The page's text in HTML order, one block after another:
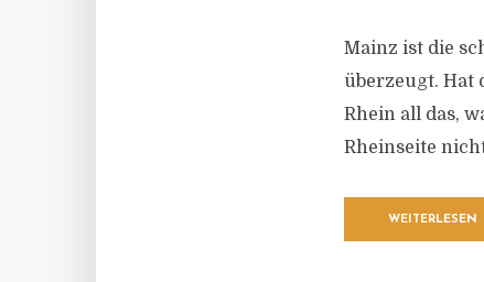
Mainz ist die
überzeugt. Hat
Rhein all das,
Rheinseite
WEITERLESEN